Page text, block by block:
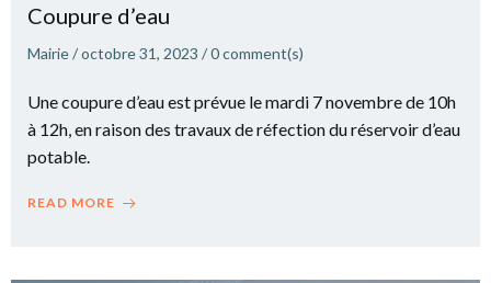
Coupure d’eau
Mairie/octobre 31, 2023 /0comment(s)
Une coupure d’eau est prévue le mardi 7 novembre de 10h
à 12h, en raison des travaux de réfection du réservoir d’eau
potable.
READ MORE